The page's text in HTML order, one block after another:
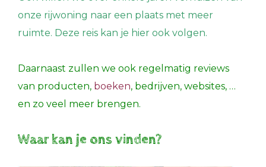
onze rijwoning naar een plaats met meer
ruimte. Deze reis kan je hier ook volgen.
Daarnaast zullen we ook regelmatig reviews
van producten, boeken, bedrijven, websites, …
en zo veel meer brengen.
Waar kan je ons vinden?